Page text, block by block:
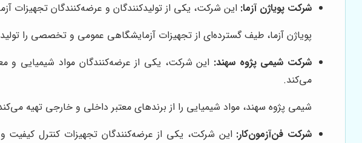
شرکت پویاژن آزما: این شرکت، یکی از تولیدکنندگان و عرضه‌کنندگان تجهیزات
پویاژن آزما، طیف گسترده‌ای از تجهیزات آزمایشگاهی عمومی و تخصصی را
شرکت شیمی پژوه سهند: این شرکت، یکی از عرضه‌کنندگان مواد شیمیایی
می‌کند.
شیمی پژوه سهند، مواد شیمیایی را از برندهای معتبر داخلی و خارجی تهیه
شرکت فن‌آزمون‌کار: این شرکت، یکی از عرضه‌کنندگان تجهیزات کنترل